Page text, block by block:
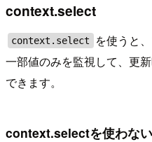
context.select
context.select
を使うと
一部値のみを監視して、更
できます。
context.selectを使わな